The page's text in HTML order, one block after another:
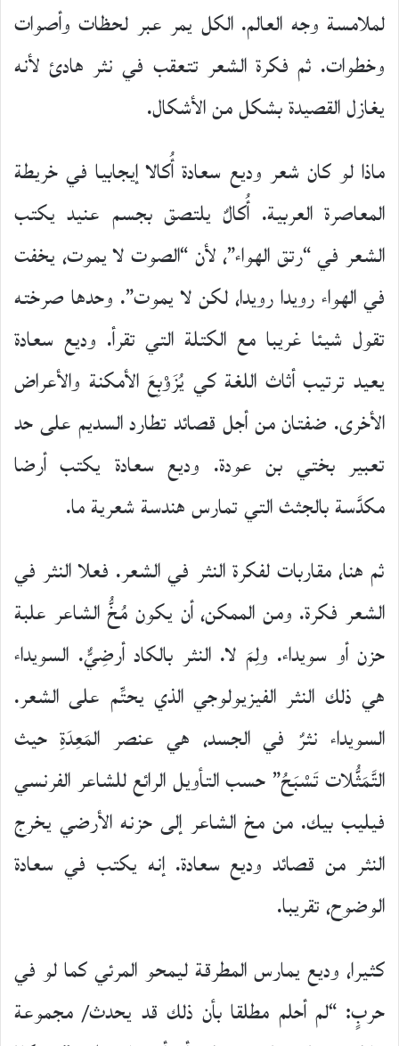
لملامسة وجه العالم. الكل يمر عبر لحظات وأصوات
وخطوات. ثم فكرة الشعر تتعقب في نثر هادئ لأنه
يغازل القصيدة بشكل من الأشكال.
ماذا لو كان شعر وديع سعادة أُكالا إيجابيا في خريطة
المعاصرة العربية. أُكالٌ يلتصق بجسم عنيد يكتب
الشعر في “رتق الهواء”، لأن “الصوت لا يموت، يخفت
في الهواء رويدا رويدا، لكن لا يموت”. وحدها صرخته
تقول شيئا غريبا مع الكتلة التي تقرأ. وديع سعادة
يعيد ترتيب أثاث اللغة كي يُزَوْبِعَ الأمكنة والأعراض
الأخرى. ضفتان من أجل قصائد تطارد السديم على حد
تعبير بختي بن عودة. وديع سعادة يكتب أرضا
مكدَّسة بالجثث التي تمارس هندسة شعرية ما.
ثم هنا، مقاربات لفكرة النثر في الشعر. فعلا النثر في
الشعر فكرة. ومن الممكن، أن يكون مُخُّ الشاعر علبة
حزن أو سويداء. ولِمَ لا. النثر بالكاد أرضِيٌّ. السويداء
هي ذلك النثر الفيزيولوجي الذي يحتِّم على الشعر.
السويداء نثرٌ في الجسد، هي عنصر المَعِدَةِ حيث
التَّمَثُّلات تَسْبَحُ” حسب التأويل الرائع للشاعر الفرنسي
فيليب بيك. من مخ الشاعر إلى حزنه الأرضي يخرج
النثر من قصائد وديع سعادة. إنه يكتب في سعادة
الوضوح، تقريبا.
كثيرا، وديع يمارس المطرقة ليمحو المرئي كما لو في
حربٍ: “لم أحلم مطلقا بأن ذلك قد يحدث/ مجموعة